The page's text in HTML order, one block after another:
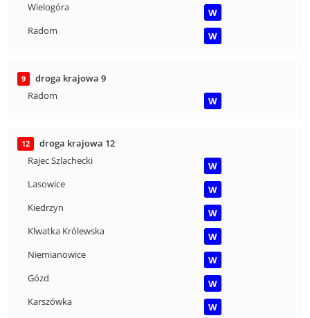
Wielogóra
W
Radom
W
9
droga krajowa 9
Radom
W
12
droga krajowa 12
Rajec Szlachecki
W
Lasowice
W
Kiedrzyn
W
Klwatka Królewska
W
Niemianowice
W
Gózd
W
Karszówka
W